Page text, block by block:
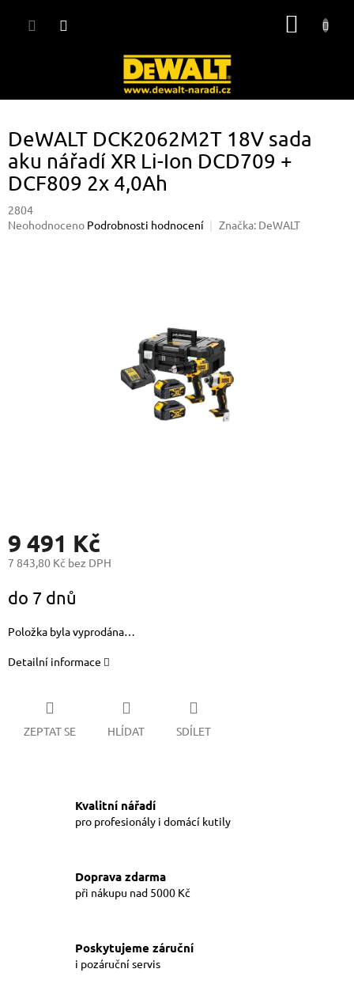
DeWALT DCK2062M2T 18V sada
aku nářadí XR Li-Ion DCD709 +
DCF809 2x 4,0Ah
2804
Průměrné
Neohodnoceno Podrobnosti hodnocení Značka: DeWALT
9 491 Kč
7 843,80 Kč bez DPH
cena:
do 7 dnů
Položka byla vyprodána…
Detailní informace
ZEPTAT SE HLÍDAT SDÍLET
Kvalitní nářadí
pro profesionály i domácí kutily
Doprava zdarma
při nákupu nad 5000 Kč
Poskytujeme záruční
i pozáruční servis